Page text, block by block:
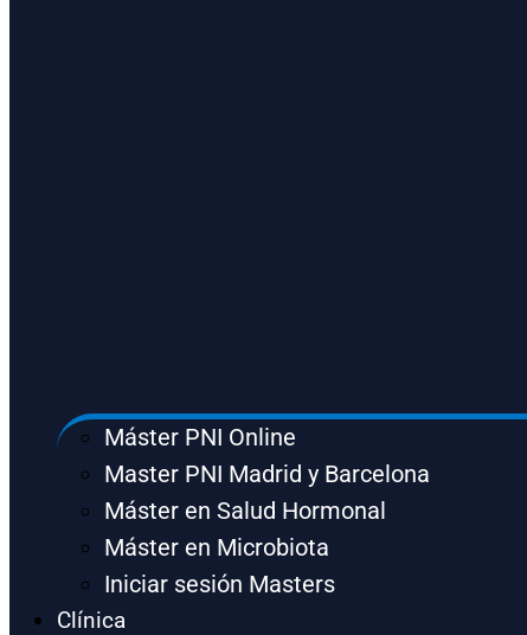
Máster PNI Online
Master PNI Madrid y Barcelona
Máster en Salud Hormonal
Máster en Microbiota
Iniciar sesión Masters
Clínica